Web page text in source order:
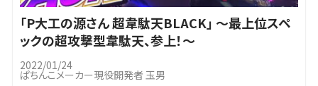
｢P大工の源さん 超韋駄天BLACK」 ～最上位スペ
ックの超攻撃型韋駄天、参上！～
2022/01/24
ぱちんこメーカー現役開発者 玉男